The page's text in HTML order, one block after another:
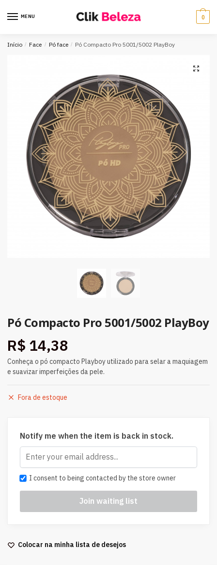
MENU 0
Início / Face / Pó face / Pó Compacto Pro 5001/5002 PlayBoy
Pó Compacto Pro 5001/5002 PlayBoy
R$ 14,38
Conheça o pó compacto Playboy utilizado para selar a maquiagem
e suavizar imperfeições da pele.
Fora de estoque
Notify me when the item is back in stock.
I consent to being contacted by the store owner
Colocar na minha lista de desejos